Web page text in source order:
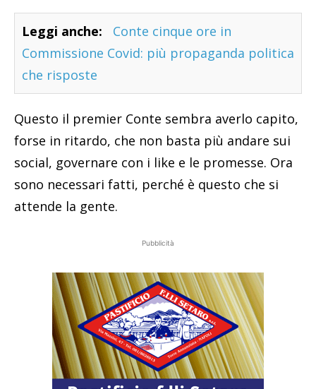
Leggi anche:
Conte cinque ore in
Commissione Covid: più propaganda politica
che risposte
Questo il premier Conte sembra averlo capito,
forse in ritardo, che non basta più andare sui
social, governare con i like e le promesse. Ora
sono necessari fatti, perché è questo che si
attende la gente.
Pubblicità